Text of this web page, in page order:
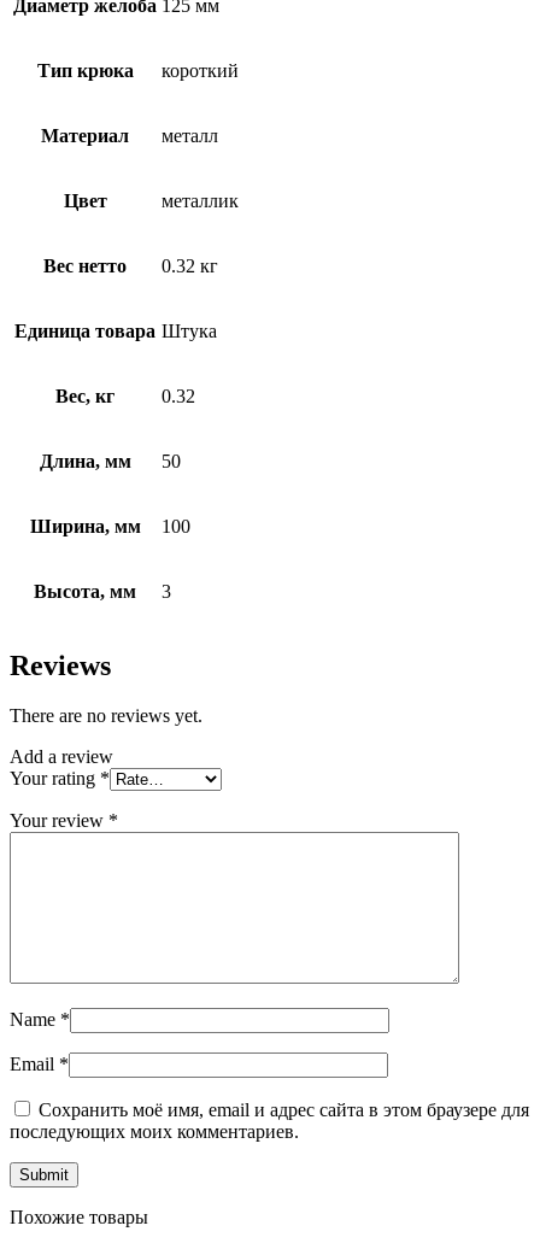
Диаметр желоба 125 мм
Тип крюка короткий
Материал металл
Цвет металлик
Вес нетто 0.32 кг
Единица товара Штука
Вес, кг 0.32
Длина, мм 50
Ширина, мм 100
Высота, мм 3
Reviews
There are no reviews yet.
Add a review
Your rating *
Your review *
Name *
Email *
Сохранить моё имя, email и адрес сайта в этом браузере для
последующих моих комментариев.
Похожие товары